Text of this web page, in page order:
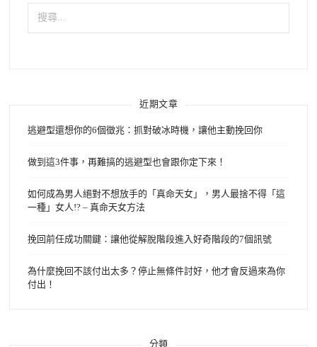
搜
鍵
近期文章
逃避型還想你的6個徵兆：抓對破冰時機，讓他主動挽回你
做到這3件事，再難搞的逃避型也會跟你定下來！
如何成為男人絕對不想放手的「真命天女」，男人最捨不得「這
一種」女人!? – 真命天女方法
挽回前任成功關鍵：讓他從解脫階段進入好奇階段的7個訊號
為什麼挽回不該付出太多？停止無條件討好，他才會反過來為你
付出！
分類